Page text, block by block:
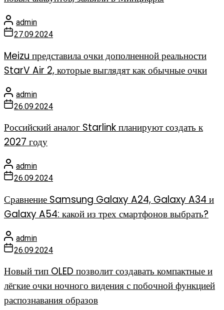
admin
27.09.2024
Meizu представила очки дополненной реальности
StarV Air 2, которые выглядят как обычные очки
admin
26.09.2024
Российский аналог Starlink планируют создать к
2027 году
admin
26.09.2024
Сравнение Samsung Galaxy A24, Galaxy A34 и
Galaxy A54: какой из трех смартфонов выбрать?
admin
26.09.2024
Новый тип OLED позволит создавать компактные и
лёгкие очки ночного видения с побочной функцией
распознавания образов